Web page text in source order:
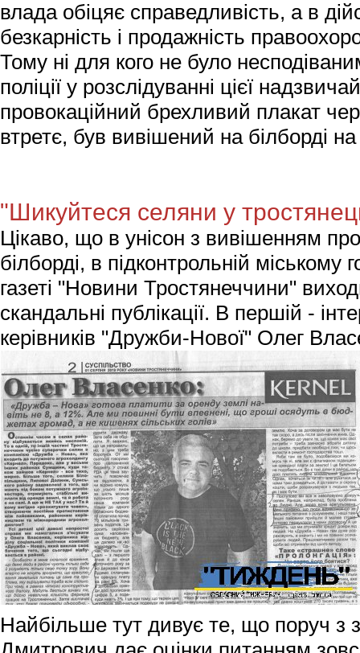
влада обіцяє справедливість, а в
безкарність і продажність
Тому ні для кого не було
поліції у розслідуванні цієї
провокаційний брехливий плакат
втретє, був вивішений на білборді на
"Шикуйтеся селяни у
Цікаво, що в унісон з вивішенням
білборді, в підконтрольній міському
газеті "Новини Тростянеччини"
скандальні публікації. В першій -
керівників "Дружби-Нової" Олег
Найбільше тут дивує те, що поруч з